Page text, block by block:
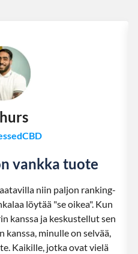
vankka tuote
niin paljon ranking-
löytää "se oikea". Kun
kanssa ja keskustellut sen
kanssa, minulle on selvää,
Kaikille, jotka ovat vielä